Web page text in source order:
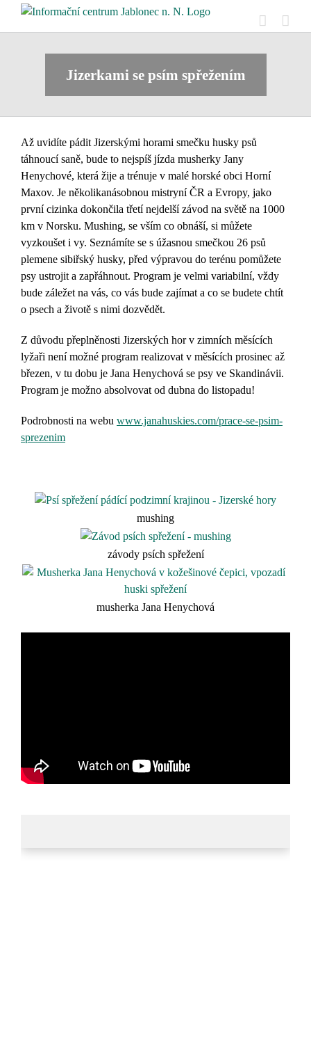
Přeskočit
Jizerkami se psím spřežením
Až uvidíte pádit Jizerskými horami smečku husky psů
táhnoucí saně, bude to nejspíš jízda musherky Jany
Henychové, která žije a trénuje v malé horské obci Horní
Maxov. Je několikanásobnou mistryní ČR a Evropy, jako
první cizinka dokončila třetí nejdelší závod na světě na 1000
km v Norsku. Mushing, se vším co obnáší, si můžete
vyzkoušet i vy. Seznámíte se s úžasnou smečkou 26 psů
plemene sibiřský husky, před výpravou do terénu pomůžete
psy ustrojit a zapřáhnout. Program je velmi variabilní, vždy
bude záležet na vás, co vás bude zajímat a co se budete chtít
o psech a životě s nimi dozvědět.
Z důvodu přeplněnosti Jizerských hor v zimních měsících
lyžaři není možné program realizovat v měsících prosinec až
březen, v tu dobu je Jana Henychová se psy ve Skandinávii.
Program je možno absolvovat od dubna do listopadu!
Podrobnosti na webu www.janahuskies.com/prace-se-psim-
sprezenim
mushing
závody psích spřežení
musherka Jana Henychová